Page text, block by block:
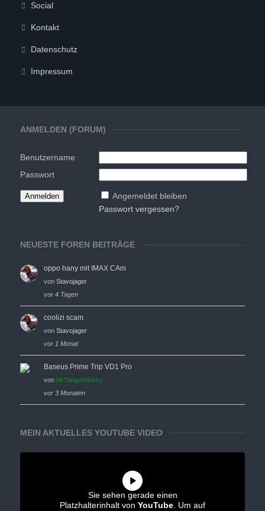
ANMELDEN (FORUM)
Benutzername
Passwort
Angemeldet bleiben
Passwort vergessen?
NEUESTE FOREN BEITRÄGE
oppo hany mit IMAX CAm
von Stavojager
vor 4 Tagen
coolizi scam
von Stavojager
vor 1 Monat
Baseus Prime Trip VD1 Pro
von MrTangoWhisky
vor 3 Monaten
MEIN AKTUELLES YOUTUBE VIDEO
Sie sehen gerade einen
Platzhalterinhalt von YouTube . Um auf
Social
Kontakt
Datenschutz
Impressum